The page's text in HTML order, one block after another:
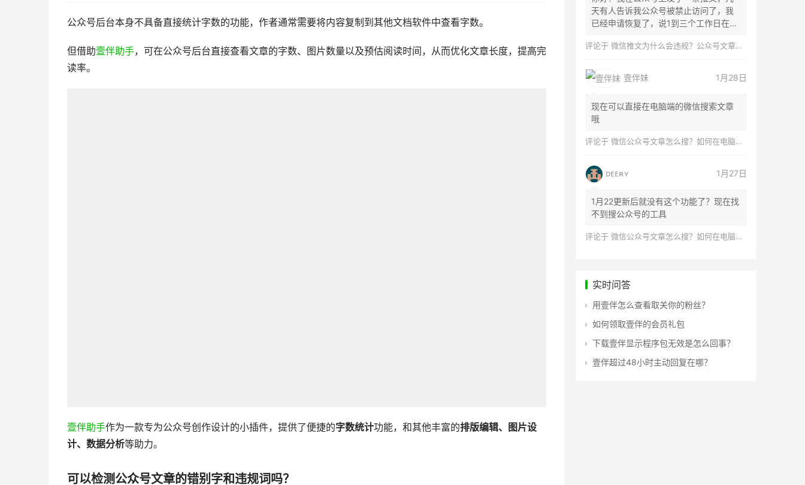
公众号后台本身不具备直接统计字数的功能，作者通常需要将内容复制到其他文档软件中查看字数。
但借助壹伴助手，可在公众号后台直接查看文章的字数、图片数量以及预估阅读时间，从而优化文章长度，提高完
读率。
壹伴助手作为一款专为公众号创作设计的小插件，提供了便捷的字数统计功能，和其他丰富的排版编辑、图片设
计、数据分析等助力。
可以检测公众号文章的错别字和违规词吗？
天有人告诉我公众号被禁止访问了，我
已经申请恢复了，说1到三个工作日在微
评论于 微信推文为什么会违规？公众号文章怎么检测是否违规？
壹伴妹 1月28日
现在可以直接在电脑端的微信搜索文章
哦
评论于 微信公众号文章怎么搜？如何在电脑上搜索公众号文章？
ᴅᴇᴇʀʏ 1月27日
1月22更新后就没有这个功能了？现在找
不到搜公众号的工具
评论于 微信公众号文章怎么搜？如何在电脑上搜索公众号文章？
实时问答
用壹伴怎么查看取关你的粉丝？
如何领取壹伴的会员礼包
下载壹伴显示程序包无效是怎么回事？
壹伴超过48小时主动回复在哪？